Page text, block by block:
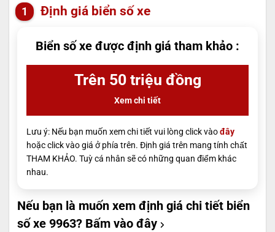
Định giá biển số xe
Biển số xe được định giá tham khảo :
Trên 50 triệu đồng
Xem chi tiết
Lưu ý: Nếu bạn muốn xem chi tiết vui lòng click vàođây
hoặc click vào giá ở phía trên. Định giá trên mang tính chất
THAM KHẢO. Tuỳ cá nhân sẽ có những quan điểm khác
nhau.
Nếu bạn là muốn xem định giá chi tiết biển
số xe 9963? Bấm vào đây